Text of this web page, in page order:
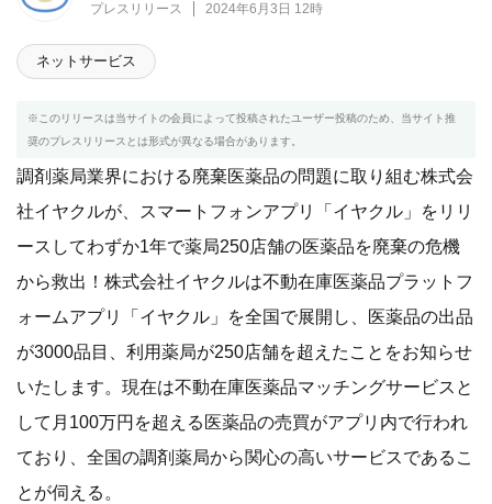
プレスリリース 2024年6月3日 12時
ネットサービス
※このリリースは当サイトの会員によって投稿されたユーザー投稿のため、当サイト推
奨のプレスリリースとは形式が異なる場合があります。
調剤薬局業界における廃棄医薬品の問題に取り組む株式会
社イヤクルが、スマートフォンアプリ「イヤクル」をリリ
ースしてわずか1年で薬局250店舗の医薬品を廃棄の危機
から救出！株式会社イヤクルは不動在庫医薬品プラットフ
ォームアプリ「イヤクル」を全国で展開し、医薬品の出品
が3000品目、利用薬局が250店舗を超えたことをお知らせ
いたします。現在は不動在庫医薬品マッチングサービスと
して月100万円を超える医薬品の売買がアプリ内で行われ
ており、全国の調剤薬局から関心の高いサービスであるこ
とが伺える。